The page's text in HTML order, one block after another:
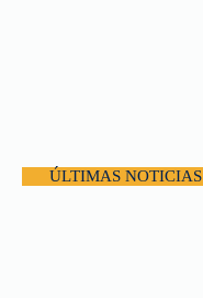
ÚLTIMAS NOTICIAS